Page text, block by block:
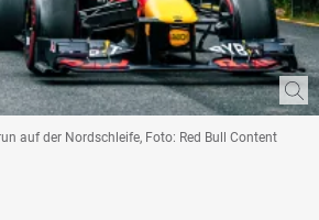
auf der Nordschleife, Foto: Red Bull Content